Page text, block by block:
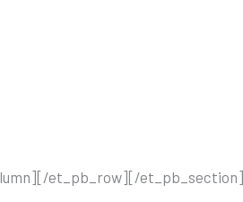
et_pb_row][/et_pb_section]